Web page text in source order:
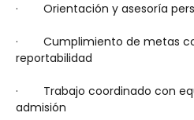
·        Orientación y asesoría
·        Cumplimiento de metas
reportabilidad
·        Trabajo coordinado
admisión